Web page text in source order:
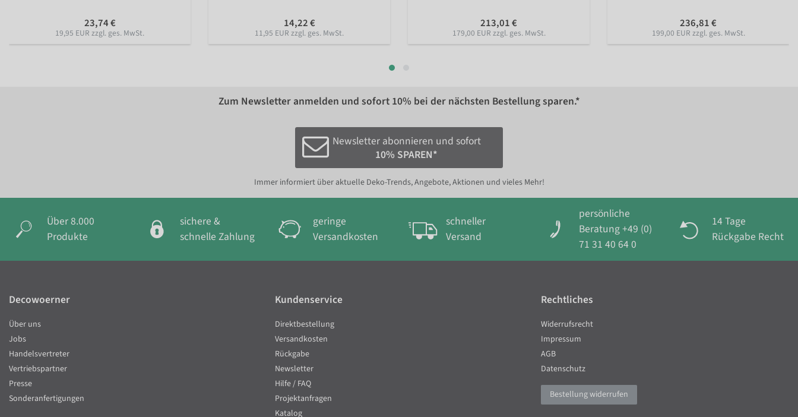
23,74 €
19,95 EUR zzgl. ges. MwSt.
14,22 €
11,95 EUR zzgl. ges. MwSt.
213,01 €
179,00 EUR zzgl. ges. MwSt.
236,81 €
199,00 EUR zzgl. ges. MwSt.
Zum Newsletter anmelden und sofort 10% bei der nächsten Bestellung sparen.*
Newsletter abonnieren und sofort
10% SPAREN*
Immer informiert über aktuelle Deko-Trends, Angebote, Aktionen und vieles Mehr!
Über 8.000
Produkte
sichere &
schnelle Zahlung
geringe
Versandkosten
schneller
Versand
persönliche
Beratung +49 (0)
71 31 40 64 0
14 Tage
Rückgabe Recht
Decowoerner
Über uns
Jobs
Handelsvertreter
Vertriebspartner
Presse
Sonderanfertigungen
Kundenservice
Direktbestellung
Versandkosten
Rückgabe
Newsletter
Hilfe / FAQ
Projektanfragen
Katalog
Rechtliches
Widerrufsrecht
Impressum
AGB
Datenschutz
Bestellung widerrufen